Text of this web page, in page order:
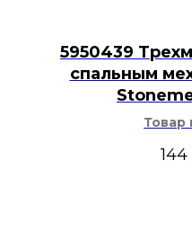
5950439
спальным
Товар